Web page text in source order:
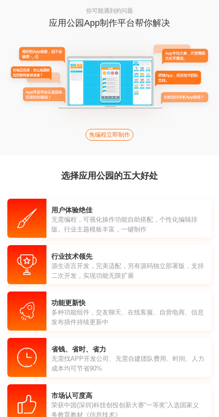
你可能遇到的问题
应用公园App制作平台帮你解决
免编程立即制作
选择应用公园的五大好处
用户体验绝佳
无需编程，可视化操作功能自助搭配，个性化编辑排
版。行业主题模板丰富，一键制作
行业技术领先
源生语言开发，完美适配，另有源码独立部署版，支持
二次开发，实现功能无限扩展
功能更新快
多种功能组件，交友聊天、在线客服、自营电商、信息
发布插件持续更新中
省钱、省时、省力
无需找APP开发公司、无需自建团队费用、时间、人力
成本均可节省90%
市场认可度高
荣获中国(深圳)科技创投创新大赛“一等奖”入选国家义
务教育教材《信息技术》